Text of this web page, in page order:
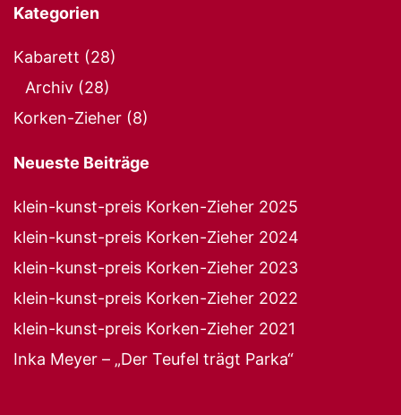
Kategorien
Kabarett (28)
Archiv (28)
Korken-Zieher (8)
Neueste Beiträge
klein-kunst-preis Korken-Zieher 2025
klein-kunst-preis Korken-Zieher 2024
klein-kunst-preis Korken-Zieher 2023
klein-kunst-preis Korken-Zieher 2022
klein-kunst-preis Korken-Zieher 2021
Inka Meyer – „Der Teufel trägt Parka“